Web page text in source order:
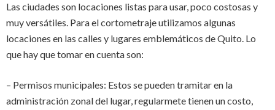
Las ciudades son locaciones listas para usar, poco costosas y
muy versátiles. Para el cortometraje utilizamos algunas
locaciones en las calles y lugares emblemáticos de Quito. Lo
que hay que tomar en cuenta son:
– Permisos municipales: Estos se pueden tramitar en la
administración zonal del lugar, regularmete tienen un costo,